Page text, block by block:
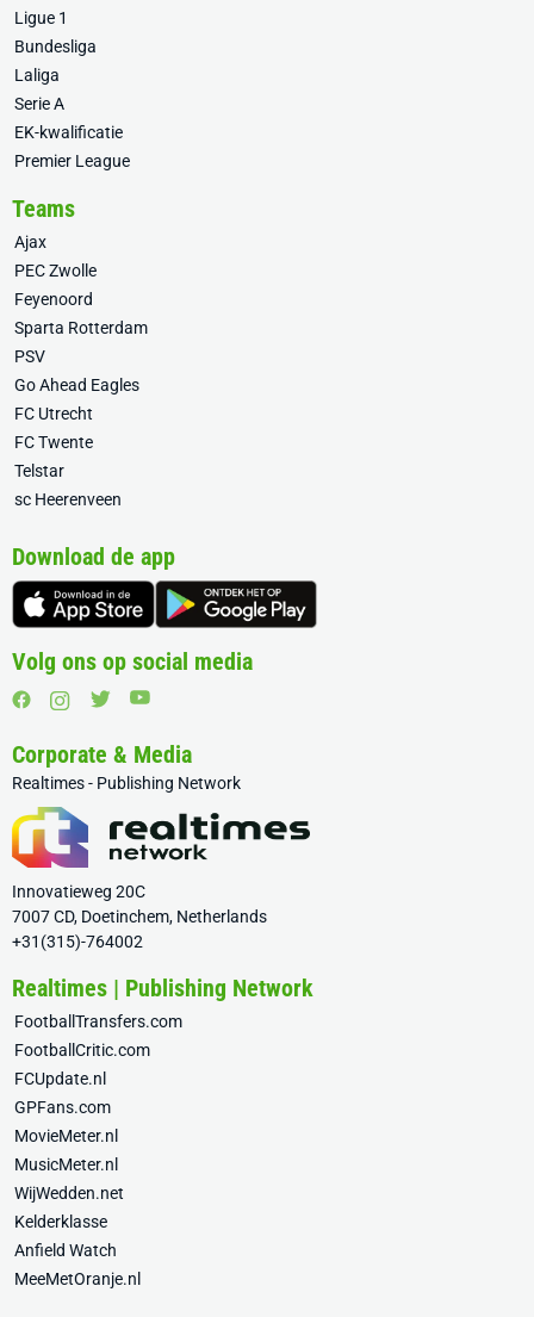
Ligue 1
Bundesliga
Laliga
Serie A
EK-kwalificatie
Premier League
Teams
Ajax
PEC Zwolle
Feyenoord
Sparta Rotterdam
PSV
Go Ahead Eagles
FC Utrecht
FC Twente
Telstar
sc Heerenveen
Download de app
Volg ons op social media
Corporate & Media
Realtimes - Publishing Network
Innovatieweg 20C
7007 CD, Doetinchem, Netherlands
+31(315)-764002
Realtimes | Publishing Network
FootballTransfers.com
FootballCritic.com
FCUpdate.nl
GPFans.com
MovieMeter.nl
MusicMeter.nl
WijWedden.net
Kelderklasse
Anfield Watch
MeeMetOranje.nl